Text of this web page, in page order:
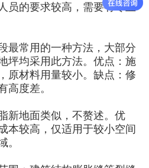
员的要求较高，需要有专业
常用的一种方法，大部分
坪均采用此方法。优点：施
原材料用量较小。缺点：修
高度差。
地面类似，不赘述。优
本较高，仅适用于较小空间
。